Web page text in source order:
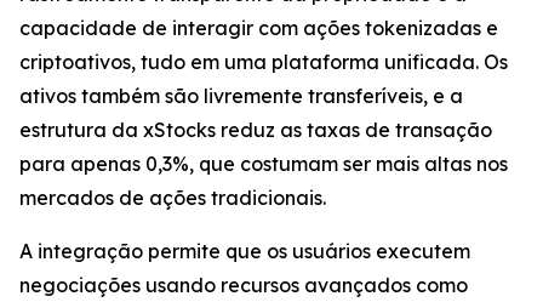
capacidade de interagir com ações tokenizadas e
criptoativos, tudo em uma plataforma unificada. Os
ativos também são livremente transferíveis, e a
estrutura da xStocks reduz as taxas de transação
para apenas 0,3%, que costumam ser mais altas nos
mercados de ações tradicionais.
A integração permite que os usuários executem
negociações usando recursos avançados como